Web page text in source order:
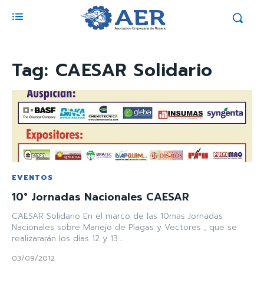
Tag: CAESAR Solidario
EVENTOS
10° Jornadas Nacionales CAESAR
CAESAR Solidario En el marco de las 10mas Jornadas
Nacionales sobre Manejo de Plagas y Vectores , que se
realizararán los días 12 y 13...
03/09/2012